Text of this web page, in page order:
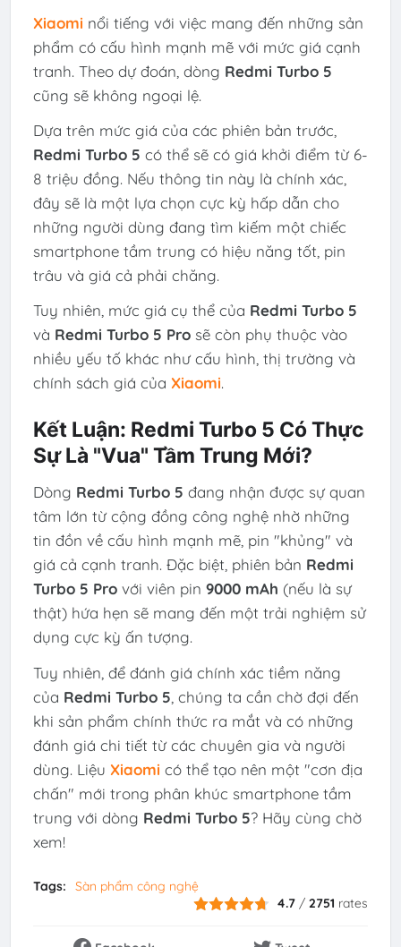
Xiaomi nổi tiếng với việc mang đến những sản
phẩm có cấu hình mạnh mẽ với mức giá cạnh
tranh. Theo dự đoán, dòng Redmi Turbo 5
cũng sẽ không ngoại lệ.
Dựa trên mức giá của các phiên bản trước,
Redmi Turbo 5 có thể sẽ có giá khởi điểm từ 6-
8 triệu đồng. Nếu thông tin này là chính xác,
đây sẽ là một lựa chọn cực kỳ hấp dẫn cho
những người dùng đang tìm kiếm một chiếc
smartphone tầm trung có hiệu năng tốt, pin
trâu và giá cả phải chăng.
Tuy nhiên, mức giá cụ thể của Redmi Turbo 5
và Redmi Turbo 5 Prosẽ còn phụ thuộc vào
nhiều yếu tố khác như cấu hình, thị trường và
chính sách giá của Xiaomi.
Kết Luận: Redmi Turbo 5 Có Thực
Sự Là "Vua" Tầm Trung Mới?
Dòng Redmi Turbo 5 đang nhận được sự quan
tâm lớn từ cộng đồng công nghệ nhờ những
tin đồn về cấu hình mạnh mẽ, pin "khủng" và
giá cả cạnh tranh. Đặc biệt, phiên bản Redmi
Turbo 5 Provới viên pin 9000 mAh (nếu là sự
thật) hứa hẹn sẽ mang đến một trải nghiệm sử
dụng cực kỳ ấn tượng.
Tuy nhiên, để đánh giá chính xác tiềm năng
của Redmi Turbo 5 , chúng ta cần chờ đợi đến
khi sản phẩm chính thức ra mắt và có những
đánh giá chi tiết từ các chuyên gia và người
dùng. Liệu Xiaomi có thể tạo nên một "cơn địa
chấn" mới trong phân khúc smartphone tầm
trung với dòng Redmi Turbo 5? Hãy cùng chờ
xem!
Tags:
Sàn phẩm công nghệ
4.7 /2751 rates